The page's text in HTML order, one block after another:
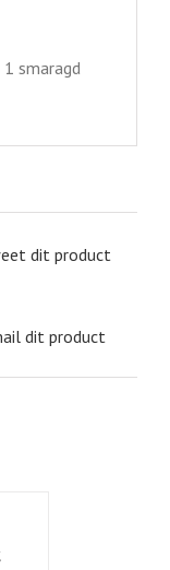
smaragd
dit product
dit product